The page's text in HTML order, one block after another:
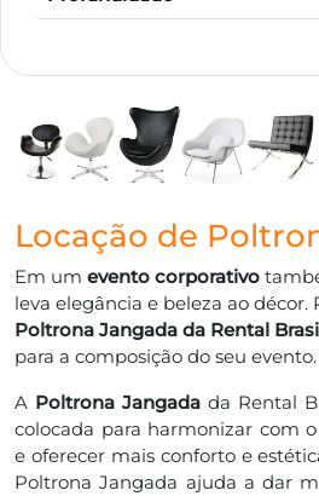
Locação de
Em um evento corporativo
leva elegância e beleza ao décor.
Poltrona Jangada da Rental
para a composição do seu evento.
A Poltrona Jangada da Rental
colocada para harmonizar com
e oferecer mais conforto e
Poltrona Jangada ajuda a dar